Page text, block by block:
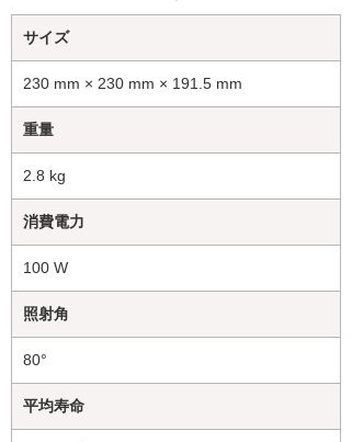
サイズ
230 mm × 230 mm × 191.5 mm
重量
2.8 kg
消費電力
100 W
照射角
80°
平均寿命